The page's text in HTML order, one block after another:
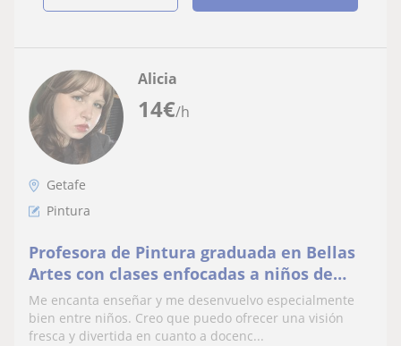
14€/h
Alicia
Getafe
Pintura
Profesora de Pintura graduada en Bellas
Artes con clases enfocadas a niños de
hasta 10 años
Me encanta enseñar y me desenvuelvo especialmente
bien entre niños. Creo que puedo ofrecer una visión
fresca y divertida en cuanto a docenc...